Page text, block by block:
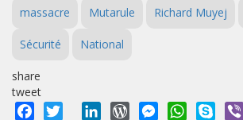
massacre Mutarule Richard Muyej
Sécurité National
share
tweet
Facebook
Twitter LinkedInWordPressMessengerWhatsApp
Skype